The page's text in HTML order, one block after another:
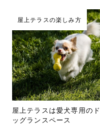
屋上テラスの楽しみ方
屋上テラスは愛犬専用のド
ッグランスペース